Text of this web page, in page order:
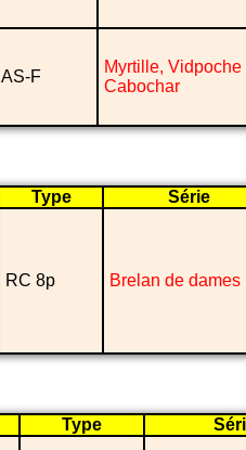
AS-F
Myrtille, Vidpoche
Cabochar
Type Série
RC 8p Brelan de dames
Type